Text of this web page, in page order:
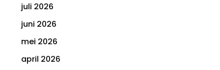
juli 2026
juni 2026
mei 2026
april 2026